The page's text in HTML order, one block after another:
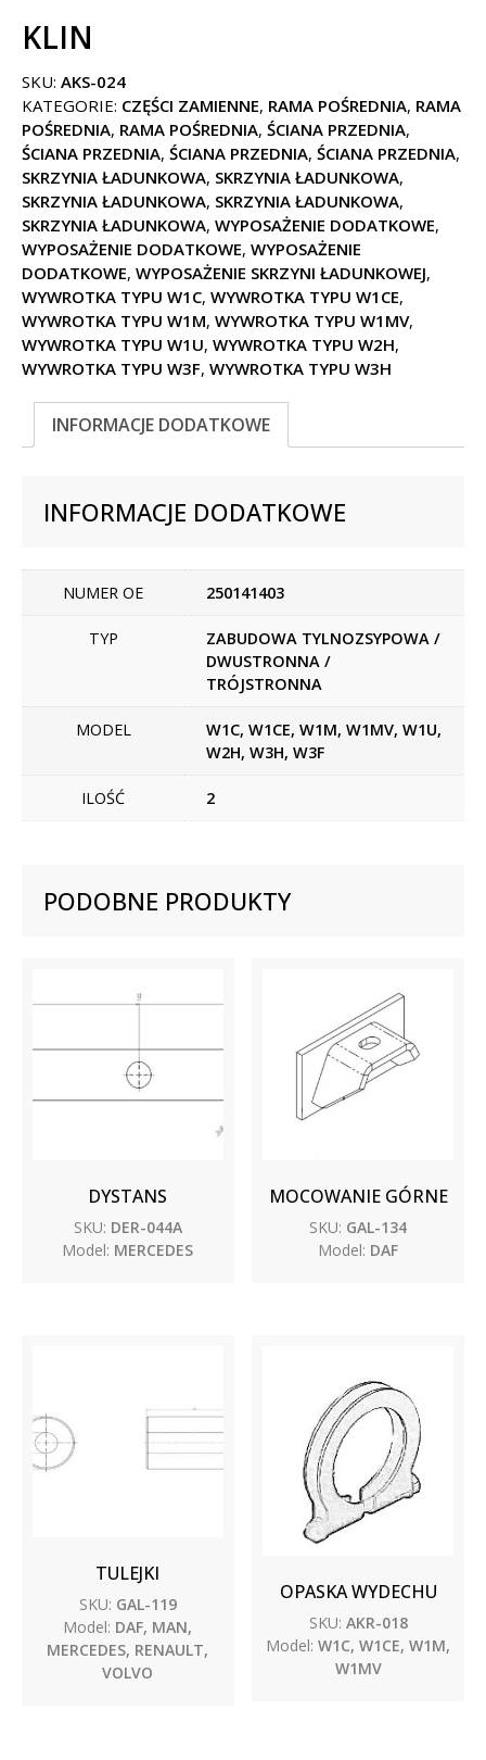
KLIN
SKU: AKS-024
KATEGORIE: CZĘŚCI ZAMIENNE, RAMA POŚREDNIA, RAMA
POŚREDNIA, RAMA POŚREDNIA, ŚCIANA PRZEDNIA,
ŚCIANA PRZEDNIA, ŚCIANA PRZEDNIA, ŚCIANA PRZEDNIA,
SKRZYNIA ŁADUNKOWA, SKRZYNIA ŁADUNKOWA,
SKRZYNIA ŁADUNKOWA, SKRZYNIA ŁADUNKOWA,
SKRZYNIA ŁADUNKOWA, WYPOSAŻENIE DODATKOWE,
WYPOSAŻENIE DODATKOWE, WYPOSAŻENIE
DODATKOWE, WYPOSAŻENIE SKRZYNI ŁADUNKOWEJ,
WYWROTKA TYPU W1C, WYWROTKA TYPU W1CE,
WYWROTKA TYPU W1M, WYWROTKA TYPU W1MV,
WYWROTKA TYPU W1U, WYWROTKA TYPU W2H,
WYWROTKA TYPU W3F, WYWROTKA TYPU W3H
INFORMACJE DODATKOWE
INFORMACJE DODATKOWE
NUMER OE 250141403
TYP
ZABUDOWA TYLNOZSYPOWA /
DWUSTRONNA /
TRÓJSTRONNA
MODEL
W1C, W1CE, W1M, W1MV, W1U,
W2H, W3H, W3F
ILOŚĆ 2
PODOBNE PRODUKTY
DYSTANS
SKU: DER-044A
Model: MERCEDES
MOCOWANIE GÓRNE
SKU: GAL-134
Model: DAF
TULEJKI
SKU: GAL-119
Model: DAF, MAN,
MERCEDES, RENAULT,
VOLVO
OPASKA WYDECHU
SKU: AKR-018
Model: W1C, W1CE, W1M,
W1MV